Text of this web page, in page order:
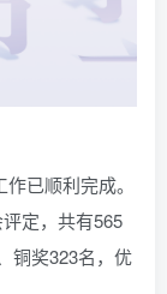
已顺利完成。
定，共有565
铜奖323名，优